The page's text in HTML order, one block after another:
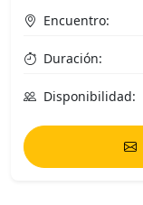
Encuentro:
Duración:
Disponibilidad: